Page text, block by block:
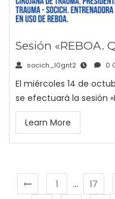
Sesión «REBOA.
socich_l0gnt2 0
El miércoles 14 de
se efectuará la sesión
Learn More
1 … 17